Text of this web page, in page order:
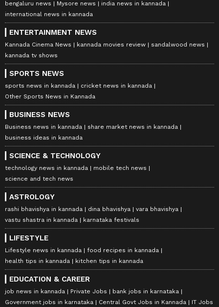
bengaluru news
Mysore news
india news in kannada
international news in kannada
ENTERTAINMENT NEWS
Kannada Cinema News kannada movies review
sandalwood news
kannada tv shows
SPORTS NEWS
sports news in kannada
cricket news in kannada
Other Sports News in Kannada
BUSINESS NEWS
Business news in kannada
share market news in kannada
business ideas in kannada
SCIENCE & TECHNOLOGY
technology news in kannada
mobile tech news
science and tech news
ASTROLOGY
rashi bhavishya in kannada dina bhavishya
vara bhavishya
vastu shastra in kannada
karnataka festivals
LIFESTYLE
Lifestyle news in kannada
food recipes in kannada
health tips in kannada
kitchen tips in kannada
EDUCATION & CAREER
job news in kannada Private Jobs
bank jobs in karnataka
Government jobs in karnataka
Central Govt Jobs in Kannada IT Jobs